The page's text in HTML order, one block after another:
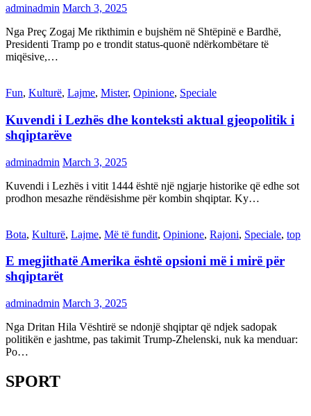
adminadmin March 3, 2025
Nga Preç Zogaj Me rikthimin e bujshëm në Shtëpinë e Bardhë,
Presidenti Tramp po e trondit status-quonë ndërkombëtare të
miqësive,…
Fun, Kulturë, Lajme, Mister, Opinione, Speciale
Kuvendi i Lezhës dhe konteksti aktual gjeopolitik i
shqiptarëve
adminadmin March 3, 2025
Kuvendi i Lezhës i vitit 1444 është një ngjarje historike që edhe sot
prodhon mesazhe rëndësishme për kombin shqiptar. Ky…
Bota, Kulturë, Lajme, Më të fundit, Opinione, Rajoni, Speciale, top
E megjithatë Amerika është opsioni më i mirë për
shqiptarët
adminadmin March 3, 2025
Nga Dritan Hila Vështirë se ndonjë shqiptar që ndjek sadopak
politikën e jashtme, pas takimit Trump-Zhelenski, nuk ka menduar:
Po…
SPORT